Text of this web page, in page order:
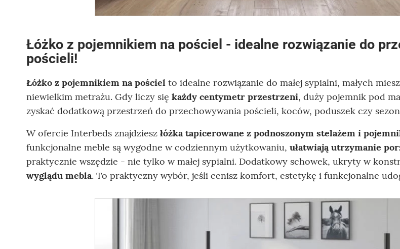
Łóżko z pojemnikiem na pościel - idealne rozwiązanie do
pościeli!
Łóżko z pojemnikiem na pościel to idealne rozwiązanie do małej sypialni, małych
niewielkim metrażu. Gdy liczy się każdy centymetr przestrzeni, duży pojemnik pod
zyskać dodatkową przestrzeń do przechowywania pościeli, koców, poduszek czy
W ofercie Interbeds znajdziesz łóżka tapicerowane z podnoszonym stelażem i
funkcjonalne meble są wygodne w codziennym użytkowaniu, ułatwiają utrzymanie
praktycznie wszędzie - nie tylko w małej sypialni. Dodatkowy schowek, ukryty w
wyglądu mebla. To praktyczny wybór, jeśli cenisz komfort, estetykę i funkcjonalne